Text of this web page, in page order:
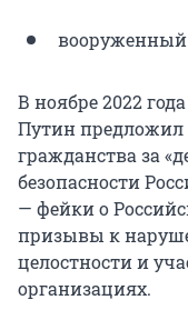
В ноябре 2022
Путин предложил
гражданства за
безопасности
— фейки о
призывы к
целостности и
организациях.